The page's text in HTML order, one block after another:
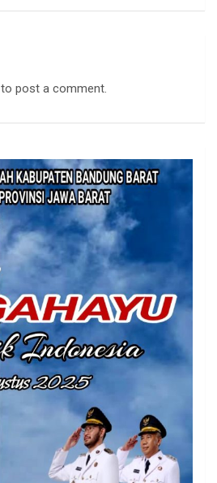
to post a comment.